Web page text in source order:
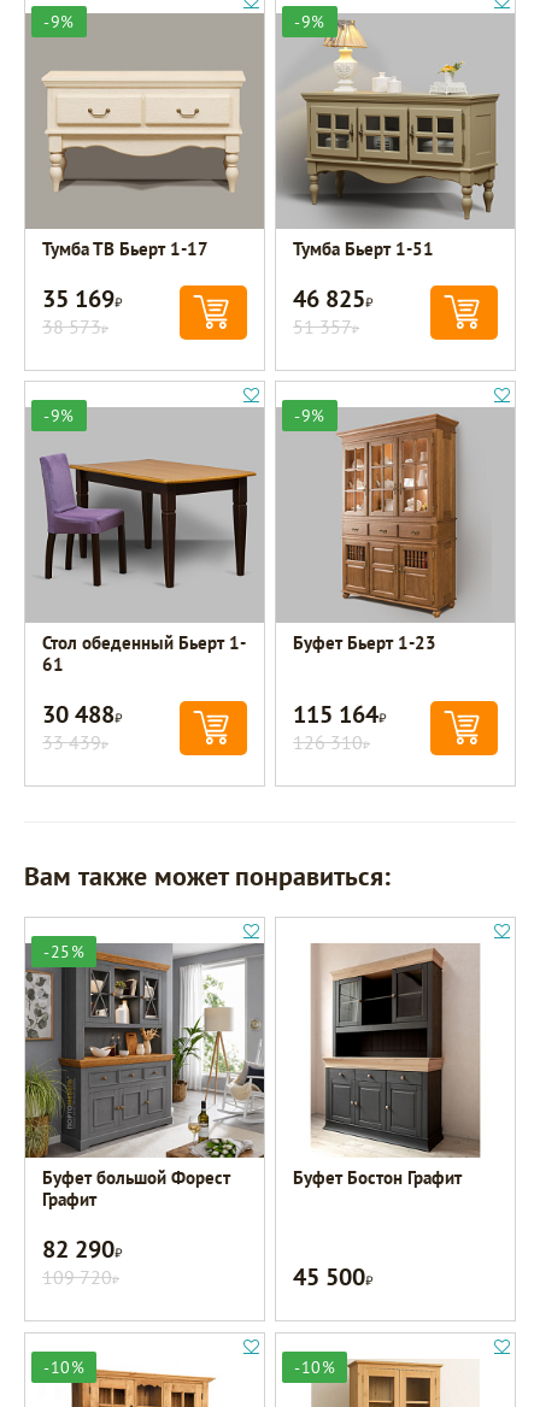
-9%
Тумба ТВ Бьерт 1-17
35 169Р
38 573Р
-9%
Тумба Бьерт 1-51
46 825Р
51 357Р
-9%
Стол обеденный Бьерт 1-
61
30 488Р
33 439Р
-9%
Буфет Бьерт 1-23
115 164Р
126 310Р
Вам также может понравиться:
-25%
Буфет большой Форест
Графит
82 290Р
109 720Р
Буфет Бостон Графит
45 500Р
-10% -10%